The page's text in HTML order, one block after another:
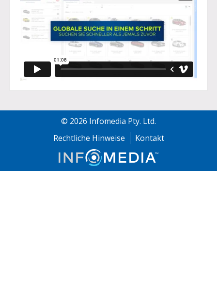
© 2026 Infomedia Pty. Ltd.
Rechtliche Hinweise
Kontakt